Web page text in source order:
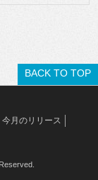
BACK TO TOP
今月のリリース